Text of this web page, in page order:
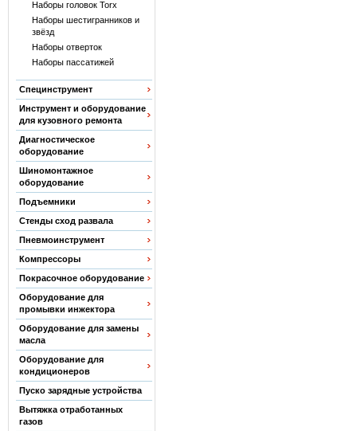
Наборы головок Torx
Наборы шестигранников и
звёзд
Наборы отверток
Наборы пассатижей
Специнструмент
Инструмент и оборудование
для кузовного ремонта
Диагностическое
оборудование
Шиномонтажное
оборудование
Подъемники
Стенды сход развала
Пневмоинструмент
Компрессоры
Покрасочное оборудование
Оборудование для
промывки инжектора
Оборудование для замены
масла
Оборудование для
кондиционеров
Пуско зарядные устройства
Вытяжка отработанных
газов